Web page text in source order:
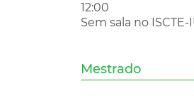
12:00
Sem sala no ISCTE-
Mestrado